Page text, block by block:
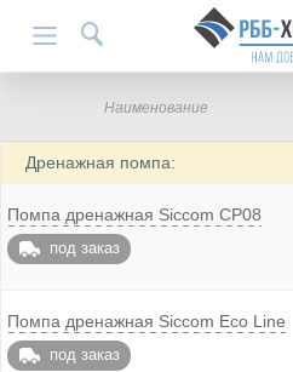
Наименование
Дренажная помпа:
Помпа дренажная Siccom CP08
под заказ
Помпа дренажная Siccom Eco Line
под заказ